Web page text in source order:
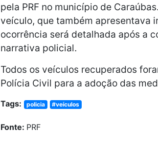
pela PRF no município de
veículo, que também apresentava
ocorrência será detalhada após a
narrativa policial.
Todos os veículos recuperados
Polícia Civil para a adoção das
Tags: policia #veículos
Fonte: PRF